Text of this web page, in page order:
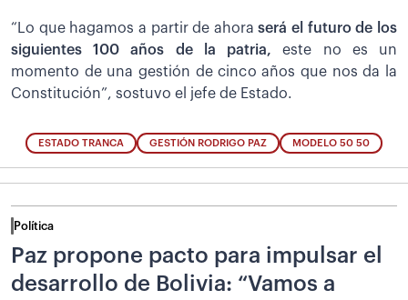
“Lo que hagamos a partir de ahoraserá el futuro de los
siguientes 100 años de la patria, este no es un
momento de una gestión de cinco años que nos da la
Constitución”, sostuvo el jefe de Estado.
ESTADO TRANCA GESTIÓN RODRIGO PAZ MODELO 50 50
Política
Paz propone pacto para impulsar el
desarrollo de Bolivia: “Vamos a